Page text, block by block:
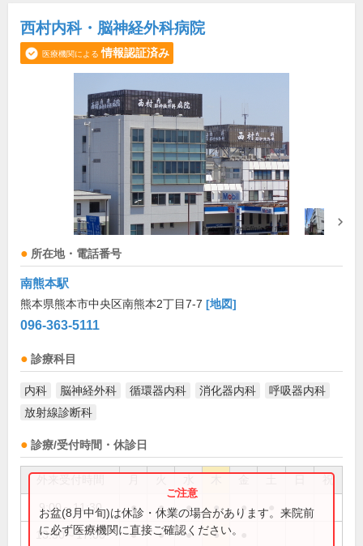
西村内科・脳神経外科病院
医療機関による 情報認証済み
所在地・電話番号
南熊本駅
熊本県熊本市中央区南熊本2丁目7-7 [地図]
096-363-5111
診療科目
内科 脳神経外科 循環器内科 消化器内科
呼吸器内科
放射線診断科
診療/受付時間・休診日
祝
9:00～11:30 ● ● ● ● ●
13:30～17:00 ● ● ● ●
お盆(8月中旬)は休診・休業の場合があります。来院前
に必ず医療機関に直接ご確認ください。